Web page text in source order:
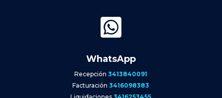

WhatsApp
Recepción3413840091
Facturación3416098383